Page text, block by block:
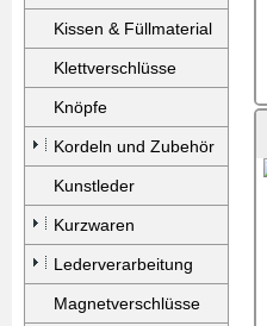
Kissen & Füllmaterial
Klettverschlüsse
Knöpfe
Kordeln und Zubehör
Kunstleder
Kurzwaren
Lederverarbeitung
Magnetverschlüsse